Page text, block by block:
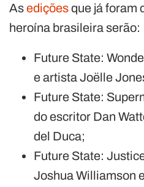
Asediçõesque já foram
heroína brasileira serão:
Future State:
e artista Joëlle
Future State:
do escritor Dan
del Duca;
Future State:
Joshua Williamson